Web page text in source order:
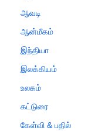
ஆவடி
ஆன்மீகம்
இந்தியா
இலக்கியம்
உலகம்
கட்டுரை
கேள்வி & பதில்